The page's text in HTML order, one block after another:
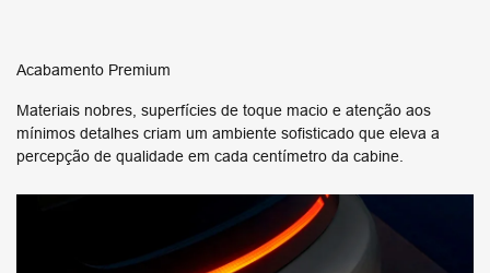
Acabamento Premium
Materiais nobres, superfícies de toque macio e atenção aos
mínimos detalhes criam um ambiente sofisticado que eleva a
percepção de qualidade em cada centímetro da cabine.